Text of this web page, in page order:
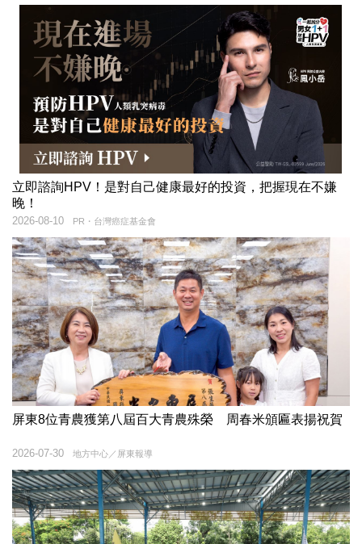
立即諮詢HPV！是對自己健康最好的投資，把握現在不嫌
晚！
PR・台灣癌症基金會
2026-08-10
屏東8位青農獲第八屆百大青農殊榮 周春米頒匾表揚祝賀
地方中心／屏東報導
2026-07-30